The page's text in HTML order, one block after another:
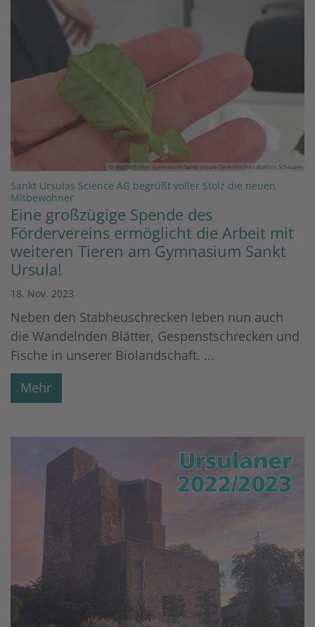
© Bischöfliches Gymnasium Sankt Ursula Geilenkirchen (Kathrin Schmale)
Sankt Ursulas Science AG begrüßt voller Stolz die neuen
Mitbewohner:
Eine großzügige Spende des
Fördervereins ermöglicht die Arbeit mit
weiteren Tieren am Gymnasium Sankt
Ursula!
18. Nov. 2023
Neben den Stabheuschrecken leben nun auch
die Wandelnden Blätter, Gespenstschrecken und
Fische in unserer Biolandschaft. ...
Mehr